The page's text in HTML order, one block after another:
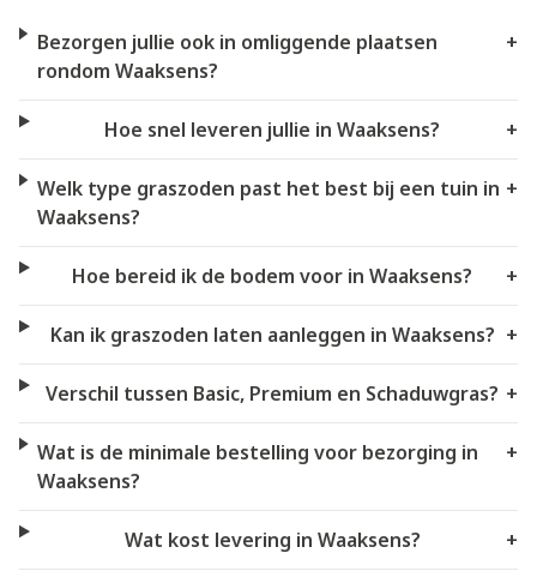
Bezorgen jullie ook in omliggende plaatsen
rondom Waaksens?
+
Hoe snel leveren jullie in Waaksens? +
Welk type graszoden past het best bij een tuin in
Waaksens?
+
Hoe bereid ik de bodem voor in Waaksens? +
Kan ik graszoden laten aanleggen in Waaksens? +
Verschil tussen Basic, Premium en Schaduwgras? +
Wat is de minimale bestelling voor bezorging in
Waaksens?
+
Wat kost levering in Waaksens? +